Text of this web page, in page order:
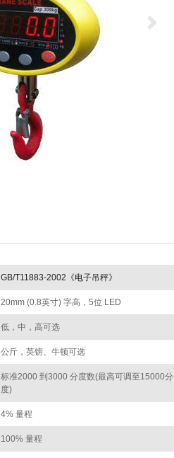
GB/T11883-2002《电子吊秤》
20mm (0.8英寸) 字高，5位 LED
低，中，高可选
公斤，英镑、牛顿可选
标准2000 到3000 分度数(最高可调至15000分
度)
4% 量程
100% 量程